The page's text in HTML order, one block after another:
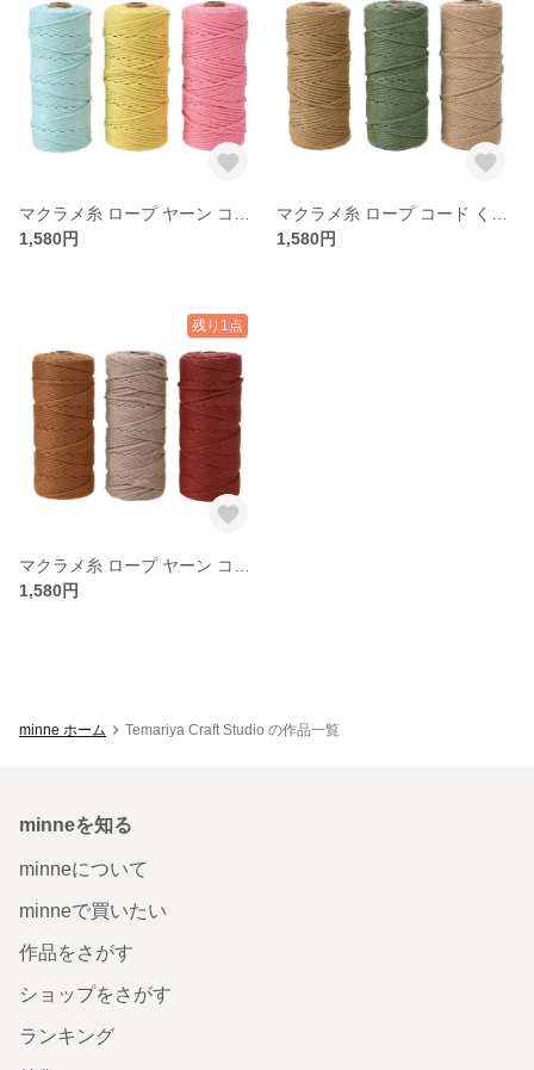
1,580円
1,580円
残り1点
1,580円
minne ホーム Temariya Craft Studio の作品一覧
minneを知る
minneについて
minneで買いたい
作品をさがす
ショップをさがす
ランキング